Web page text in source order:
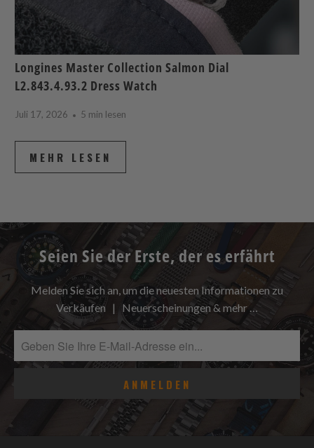
Longines Master Collection Salmon Dial
L2.843.4.93.2 Dress Watch
Juli 17, 2026 5 min lesen
MEHR LESEN
Seien Sie der Erste, der es erfährt
Melden Sie sich an, um die neuesten Informationen zu
Verkäufen | Neuerscheinungen & mehr …